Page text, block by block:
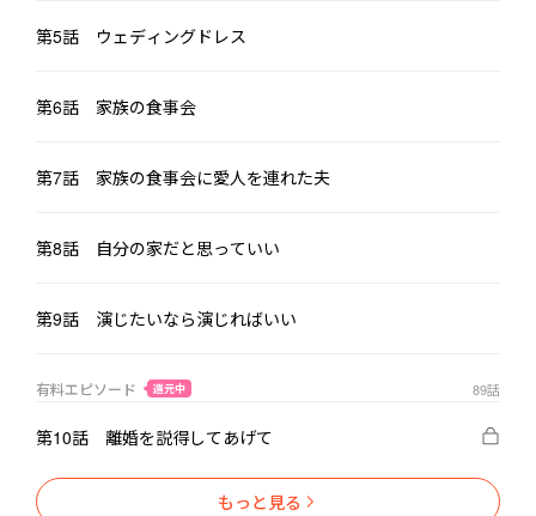
「西浦社長」と彼女は微笑みながら一歩下がる。
「順番待ちの人が多いから、まず番号札を取ってね」
「ごめん、綾香。これからは家のこと、全部あなたに任せる。順
――余生をかけて、二度と彼女に辛い思いをさせないと誓った。
第5話 ウェディングドレス
第6話 家族の食事会
第7話 家族の食事会に愛人を連れた夫
第8話 自分の家だと思っていい
第9話 演じたいなら演じればいい
有料エピソード 還元中 89話
第10話 離婚を説得してあげて
もっと見る